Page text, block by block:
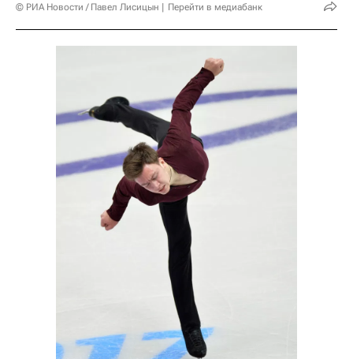
© РИА Новости / Павел Лисицын Перейти в медиабанк